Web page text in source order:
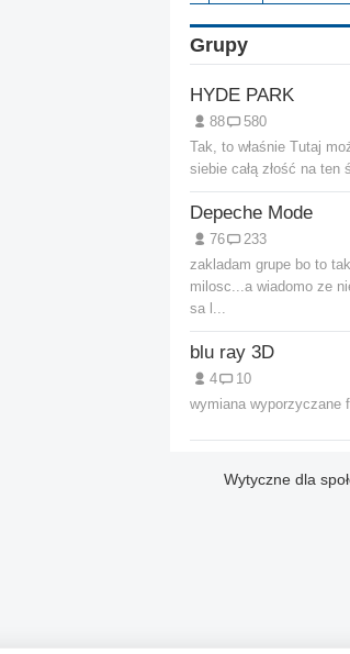
Grupy
HYDE PARK
88
580
Tak, to właśnie Tutaj
siebie całą złość na
Depeche Mode
76
233
zakladam grupe bo to
milosc...a wiadomo ze
sa l...
blu ray 3D
4
10
wymiana wyporzyczane
Wytyczne dla